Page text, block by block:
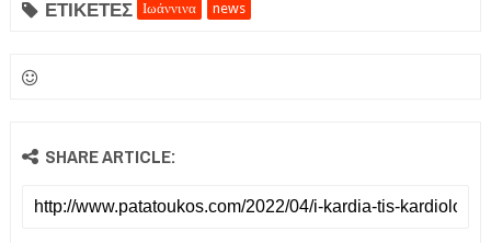
ΕΤΙΚΕΤΕΣ Ιωάννινα news
SHARE ARTICLE: